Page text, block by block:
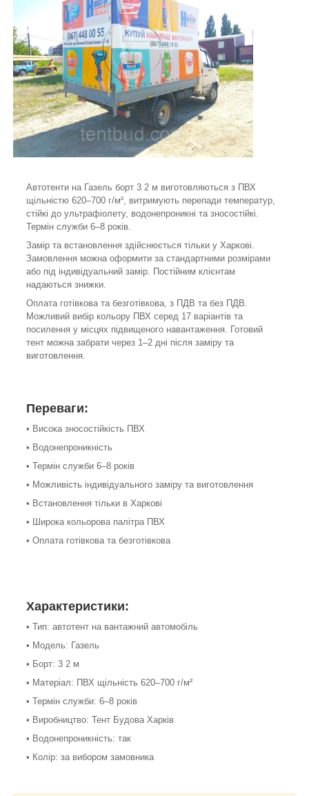
Автотенти на Газель борт 3 2 м виготовляються з ПВХ
щільністю 620–700 г/м², витримують перепади температур,
стійкі до ультрафіолету, водонепроникні та зносостійкі.
Термін служби 6–8 років.
Замір та встановлення здійснюється тільки у Харкові.
Замовлення можна оформити за стандартними розмірами
або під індивідуальний замір. Постійним клієнтам
надаються знижки.
Оплата готівкова та безготівкова, з ПДВ та без ПДВ.
Можливий вибір кольору ПВХ серед 17 варіантів та
посилення у місцях підвищеного навантаження. Готовий
тент можна забрати через 1–2 дні після заміру та
виготовлення.
Переваги:
• Висока зносостійкість ПВХ
• Водонепроникність
• Термін служби 6–8 років
• Можливість індивідуального заміру та виготовлення
• Встановлення тільки в Харкові
• Широка кольорова палітра ПВХ
• Оплата готівкова та безготівкова
Характеристики:
• Тип: автотент на вантажний автомобіль
• Модель: Газель
• Борт: 3 2 м
• Матеріал: ПВХ щільність 620–700 г/м²
• Термін служби: 6–8 років
• Виробництво: Тент Будова Харків
• Водонепроникність: так
• Колір: за вибором замовника